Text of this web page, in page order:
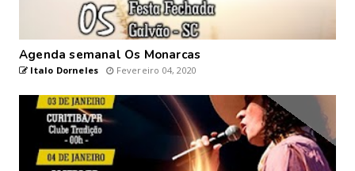
Agenda semanal Os Monarcas
Italo Dorneles Fevereiro 04, 2020